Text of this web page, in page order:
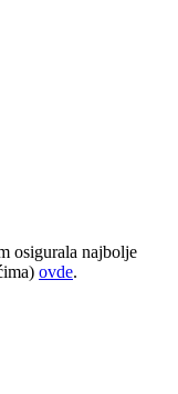
osigurala najbolje
ovde.